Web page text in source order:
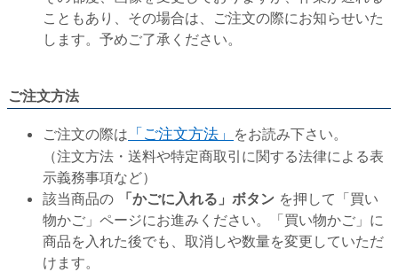
こともあり、その場合は、ご注文の際にお知らせいた
します。予めご了承ください。
ご注文方法
ご注文の際は 「ご注文方法」 をお読み下さい。
（注文方法・送料や特定商取引に関する法律による表
示義務事項など）
該当商品の
「かごに入れる」ボタン を押して「買い
物かご」ページにお進みください。「買い物かご」に
商品を入れた後でも、取消しや数量を変更していただ
けます。